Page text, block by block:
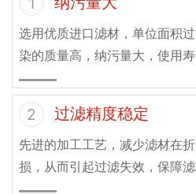
选用优质进口滤材，单位面积
染的质量高，纳污量大，使用寿
2 过滤精度稳定
先进的加工工艺，减少滤材在
损，从而引起过滤失效，保障